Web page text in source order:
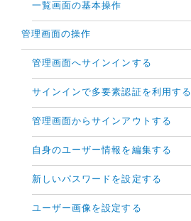
一覧画面の基本操作
管理画面の操作
管理画面へサインインする
サインインで多要素認証を利用する
管理画面からサインアウトする
自身のユーザー情報を編集する
新しいパスワードを設定する
ユーザー画像を設定する